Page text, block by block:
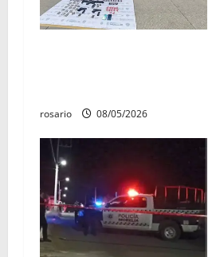
rosario 08/05/2026